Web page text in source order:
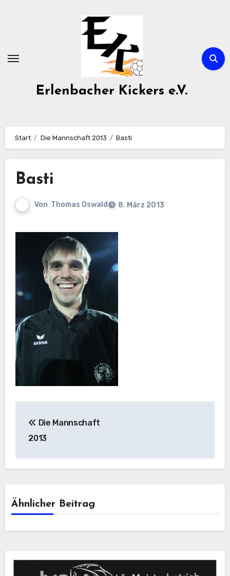
Erlenbacher Kickers e.V.
Start Die Mannschaft 2013 Basti
Basti
Von Thomas Oswald 8. März 2013
Die Mannschaft
2013
Ähnlicher Beitrag